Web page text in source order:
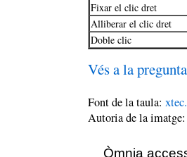
Fixar el clic dret
Alliberar el clic dret
Doble clic
Vés a la
Font de la taula:
Autoria de la imatge:
Òmnia